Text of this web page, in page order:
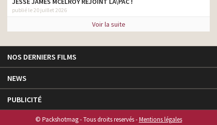
publié le 20 juillet 2026
Voir la suite
NOS DERNIERS FILMS
NEWS
PUBLICITÉ
© Packshotmag - Tous droits reservés -Mentions légales